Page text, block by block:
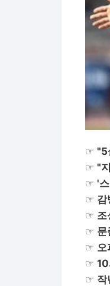
☞ "5
☞ "
☞ '
☞ 감
☞ 조
☞ 문
☞ 오
☞
☞ 작